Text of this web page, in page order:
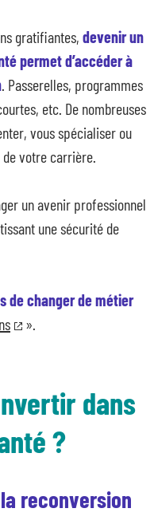
gratifiantes, devenir un
permet d’accéder à
. Passerelles, programmes
etc. De nombreuses
vous spécialiser ou
votre carrière.
un avenir professionnel
une sécurité de
de changer de métier
».
dans
?
reconversion